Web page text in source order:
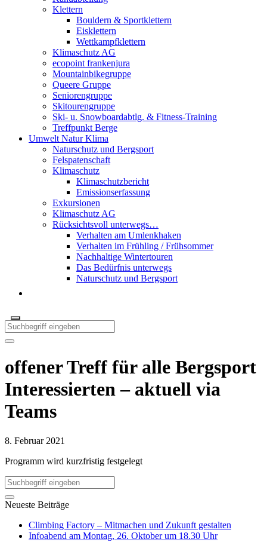
Klettern
Bouldern & Sportklettern
Eisklettern
Wettkampfklettern
Klimaschutz AG
ecopoint frankenjura
Mountainbikegruppe
Queere Gruppe
Seniorengruppe
Skitourengruppe
Ski- u. Snowboardabtlg. & Fitness-Training
Treffpunkt Berge
Umwelt Natur Klima
Naturschutz und Bergsport
Felspatenschaft
Klimaschutz
Klimaschutzbericht
Emissionserfassung
Exkursionen
Klimaschutz AG
Rücksichtsvoll unterwegs…
Verhalten am Umlenkhaken
Verhalten im Frühling / Frühsommer
Nachhaltige Wintertouren
Das Bedürfnis unterwegs
Naturschutz und Bergsport
offener Treff für alle Bergsport
Interessierten – aktuell via
Teams
8. Februar 2021
Programm wird kurzfristig festgelegt
Neueste Beiträge
Climbing Factory – Mitmachen und Zukunft gestalten
Infoabend am Montag, 26. Oktober um 18.30 Uhr